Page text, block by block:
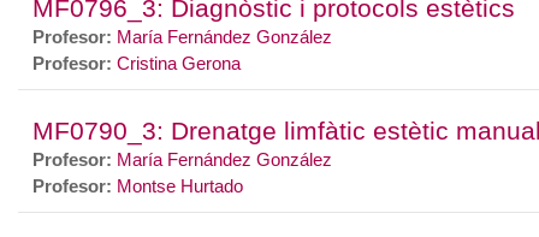
MF0796_3: Diagnòstic i protocols estètics
Profesor: María Fernández González
Profesor: Cristina Gerona
MF0790_3: Drenatge limfàtic estètic
Profesor: María Fernández González
Profesor: Montse Hurtado